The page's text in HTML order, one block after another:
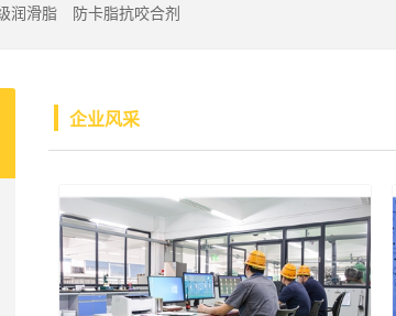
润滑脂 防卡脂抗咬合剂
企业风采